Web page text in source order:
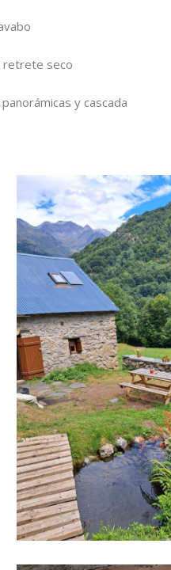
retrete seco
y cascada